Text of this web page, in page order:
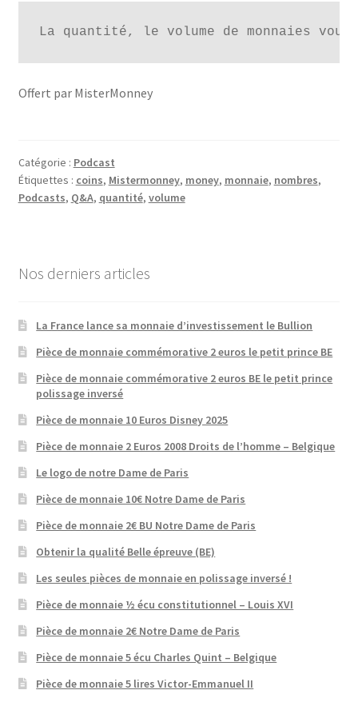
La quantité, le volume de monnaies
Offert par MisterMonney
Catégorie : Podcast
Étiquettes : coins, Mistermonney, money, monnaie, nombres,
Podcasts, Q&A, quantité, volume
Nos derniers articles
La France lance sa monnaie d’investissement le Bullion
Pièce de monnaie commémorative 2 euros le petit prince BE
Pièce de monnaie commémorative 2 euros BE le petit prince
polissage inversé
Pièce de monnaie 10 Euros Disney 2025
Pièce de monnaie 2 Euros 2008 Droits de l’homme – Belgique
Le logo de notre Dame de Paris
Pièce de monnaie 10€ Notre Dame de Paris
Pièce de monnaie 2€ BU Notre Dame de Paris
Obtenir la qualité Belle épreuve (BE)
Les seules pièces de monnaie en polissage inversé !
Pièce de monnaie ½ écu constitutionnel – Louis XVI
Pièce de monnaie 2€ Notre Dame de Paris
Pièce de monnaie 5 écu Charles Quint – Belgique
Pièce de monnaie 5 lires Victor-Emmanuel II